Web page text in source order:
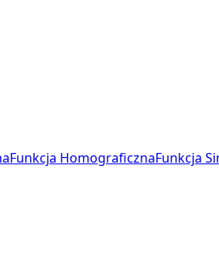
Funkcja HomograficznaFunkcja